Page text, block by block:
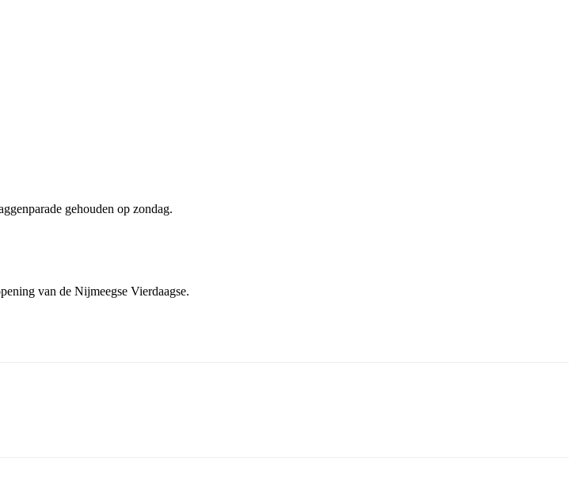
gehouden op zondag.
van de Nijmeegse Vierdaagse.